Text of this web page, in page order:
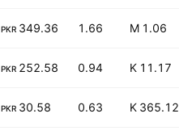
1.06 M
1.66
349.36 B
PKR
11.17 K
0.94
252.58 B
PKR
365.12 K
0.63
30.58 B
PKR